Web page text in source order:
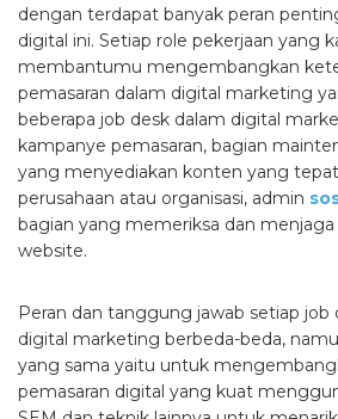
dengan terdapat banyak peran
digital ini. Setiap role pekerjaan yang
membantumu mengembangkan
pemasaran dalam digital marketing
beberapa job desk dalam digital
kampanye pemasaran, bagian
yang menyediakan konten yang
perusahaan atau organisasi, admin
bagian yang memeriksa dan
website.
Peran dan tanggung jawab setiap job
digital marketing berbeda-beda,
yang sama yaitu untuk
pemasaran digital yang kuat